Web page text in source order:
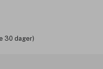
30 dager)